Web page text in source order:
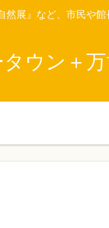
然展』など、市民や
ウン＋